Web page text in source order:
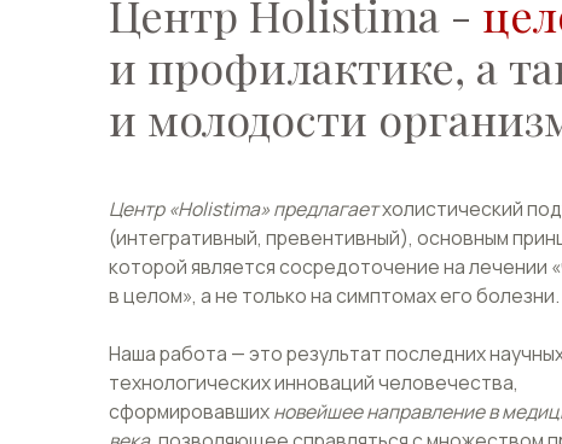
сформировавших
новейшее направление в медицине XXI
века, позволяющее справляться с множеством проблем
Вашего здоровья.
Записаться на прием